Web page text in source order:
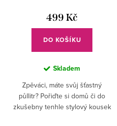
499 Kč
DO KOŠÍKU
Skladem
Zpěváci, máte svůj šťastný
půllitr? Pořiďte si domů či do
zkušebny tenhle stylový kousek